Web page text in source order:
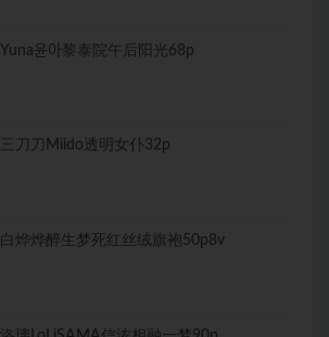
Yuna윤아黎泰院午后阳光68p
三刀刀Miido透明女仆32p
白烨烨醉生梦死红丝绒旗袍50p8v